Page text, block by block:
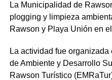
La Municipalidad de
plogging y limpieza
Rawson y Playa Unión en
La actividad fue
de Ambiente y Desarrollo
Rawson Turístico